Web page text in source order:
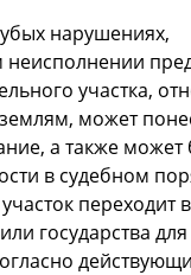
нарушениях,
неисполнении
участка,
может
а также
в судебном
переходит
государства